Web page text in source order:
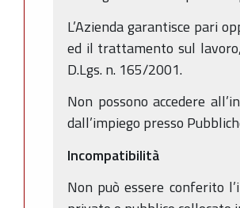
L’Azienda garantisce pari
ed il trattamento sul
D.Lgs. n. 165/2001.
Non possono accedere
dall’impiego presso
Incompatibilità
Non può essere conferito